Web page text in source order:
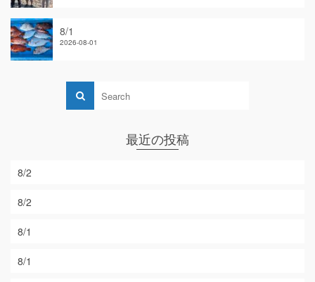
8/1
2026-08-01
最近の投稿
8/2
8/2
8/1
8/1